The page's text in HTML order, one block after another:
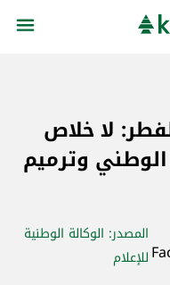
لا خلاص
الوطني وترميم
المصدر: الوكالة الوطنية
للإعلام